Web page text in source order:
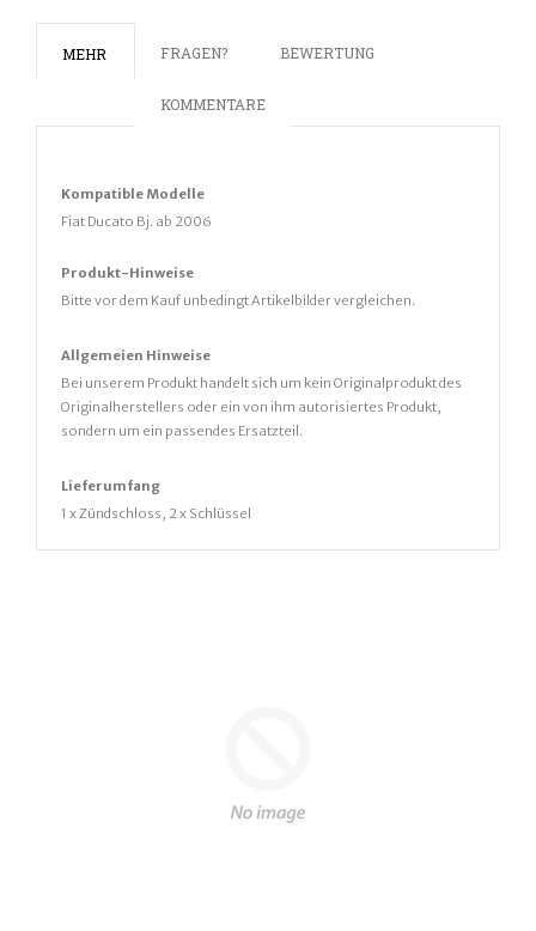
MEHR FRAGEN? BEWERTUNG
KOMMENTARE
Kompatible Modelle
Fiat Ducato Bj. ab 2006
Produkt-Hinweise
Bitte vor dem Kauf unbedingt Artikelbilder vergleichen.
Allgemeien Hinweise
Bei unserem Produkt handelt sich um kein Originalprodukt des
Originalherstellers oder ein von ihm autorisiertes Produkt,
sondern um ein passendes Ersatzteil.
Lieferumfang
1 x Zündschloss, 2 x Schlüssel